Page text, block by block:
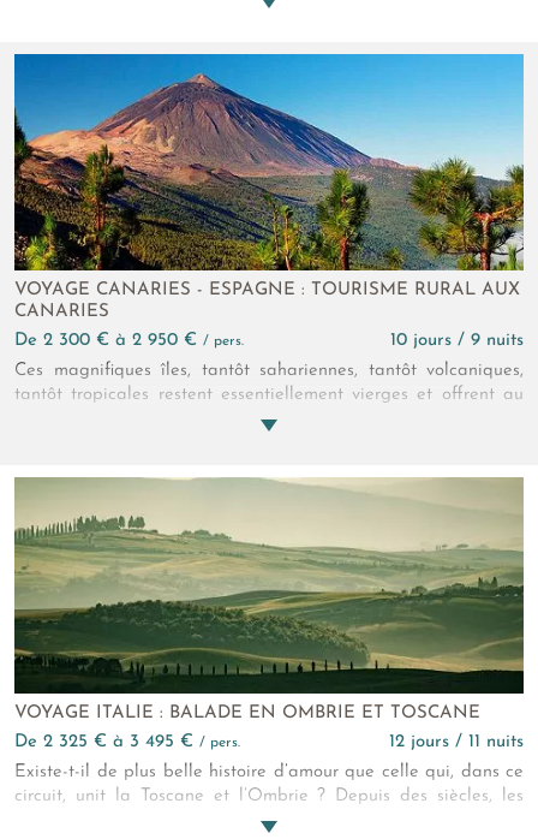
VOYAGE CANARIES - ESPAGNE : TOURISME RURAL AUX
CANARIES
de 2 300 € à 2 950 € / pers.
10 jours / 9 nuits
Ces magnifiques îles, tantôt sahariennes, tantôt volcaniques,
tantôt tropicales restent essentiellement vierges et offrent au
voyageur une variété d'activités de pleine nature quasiment
marine, surf, kitesurf, planche à voile... Le tout sous un climat
idéal toute l'année. C'est tentant !
VOYAGE ITALIE : BALADE EN OMBRIE ET TOSCANE
de 2 325 € à 3 495 € / pers.
12 jours / 11 nuits
Existe-t-il de plus belle histoire d’amour que celle qui, dans ce
circuit, unit la Toscane et l’Ombrie ? Depuis des siècles, les
deux amantes vouent une passion inconditionnelle à la beauté